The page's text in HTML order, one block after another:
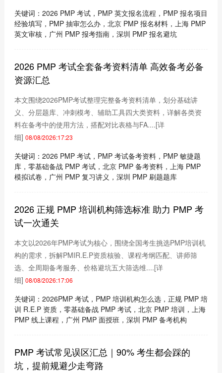
关键词：2026 PMP 考试，PMP 英文报名流程，PMP 报名项目
经验填写，PMP 抽审怎么办，北京 PMP 报名材料，上海 PMP
英文审核，广州 PMP 报考指南，深圳 PMP 报名避坑
2026 PMP 考试全套备考资料清单 高效备考必备
资源汇总
本文围绕2026PMP考试整理完整备考资料清单，划分基础讲
义、分层题库、冲刺模考、辅助工具四大类资料，详解各类资
料在备考中的使用方法，搭配对比表格与FA....[详
细] 08/08/2026:17:23
关键词：2026 PMP 考试，PMP 考试备考资料，PMP 敏捷题
库，零基础备战 PMP 考试，北京 PMP 备考资料，上海 PMP
模拟试卷，广州 PMP 复习讲义，深圳 PMP 刷题题库
2026 正规 PMP 培训机构筛选标准 助力 PMP 考
试一次通关
本文以2026年PMP考试为核心，围绕全国考生挑选PMP培训机
构的需求，拆解PMIR.E.P资质核验、课程考纲匹配、讲师筛
选、全周期备考服务、价格避坑五大筛选维....[详
细] 08/08/2026:17:06
关键词：2026PMP 考试，PMP 培训机构怎么选，正规 PMP 培
训 R.E.P 资质，零基础备战 PMP 考试，北京 PMP 培训，上海
PMP 线上课程，广州 PMP 面授班，深圳 PMP 备考机构
PMP 考试常见误区汇总｜90% 考生都会踩的
坑，提前规避少走弯路